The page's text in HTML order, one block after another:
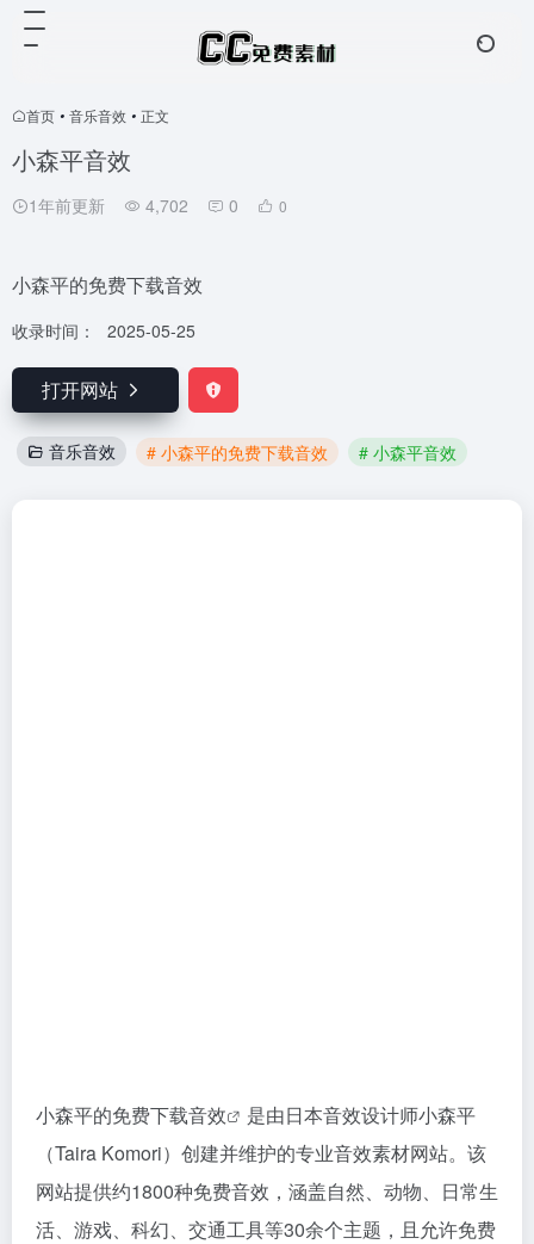
首页 • 音乐音效 • 正文
小森平音效
1年前更新 4,702 0 0
小森平的免费下载音效
收录时间： 2025-05-25
打开网站
音乐音效 # 小森平的免费下载音效 # 小森平音效
小森平的免费下载音效
是由日本音效设计师小森平
（Taira Komori）创建并维护的专业音效素材网站。该
网站提供约1800种免费音效，涵盖自然、动物、日常生
活、游戏、科幻、交通工具等30余个主题，且允许免费